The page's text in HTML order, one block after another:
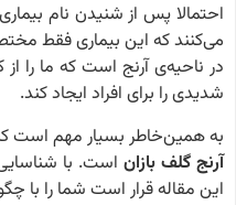
احتمالا پس از شنیدن نام
می‌کنند که این بیماری فقط
در ناحیه‌ی آرنج است که ما را
شدیدی را برای افراد ایجاد کند.
به همین‌خاطر بسیار مهم است
آرنج گلف بازان است. با
این مقاله قرار است شما را با